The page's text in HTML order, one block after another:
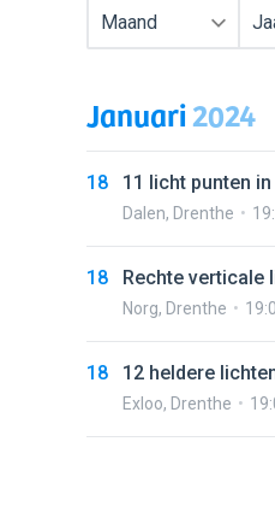
Maand
Januari2024
18 11 licht punten
Dalen, Drenthe
18 Rechte verticale
Norg, Drenthe
18 12 heldere
Exloo, Drenthe